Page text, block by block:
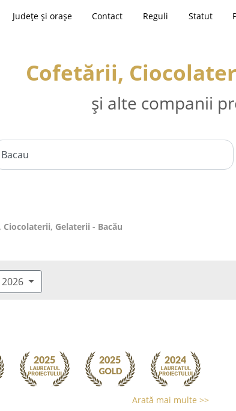
Județe și orașe Contact Reguli Statut
Cofetării,
și alte companii
Ciocolaterii, Gelaterii - Bacău
2026
Arată mai multe >>